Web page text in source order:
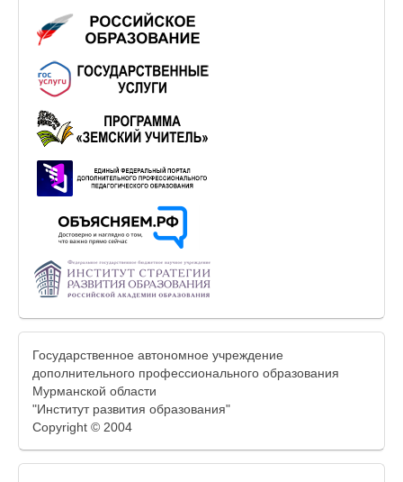
Государственное автономное учреждение
дополнительного профессионального образования
Мурманской области
"Институт развития образования"
Copyright © 2004